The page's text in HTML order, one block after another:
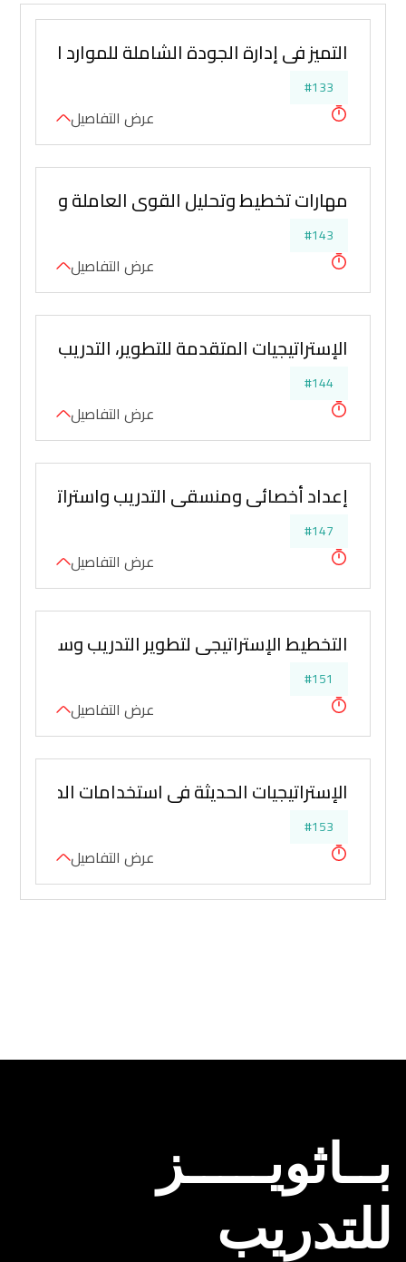
التميز في إدارة الجودة الشاملة للموارد
#133
عرض التفاصيل
مهارات تخطيط وتحليل القوى العاملة والتدريب
#143
عرض التفاصيل
الإستراتيجيات المتقدمة للتطوير، التدريب،
#144
عرض التفاصيل
إعداد أخصائي ومنسقي التدريب واستراتجيات
#147
عرض التفاصيل
التخطيط الإستراتيجي لتطوير التدريب
#151
عرض التفاصيل
الإستراتيجيات الحديثة في استخدامات الحاسب
#153
عرض التفاصيل
بــاثويـــــز
للتدريب